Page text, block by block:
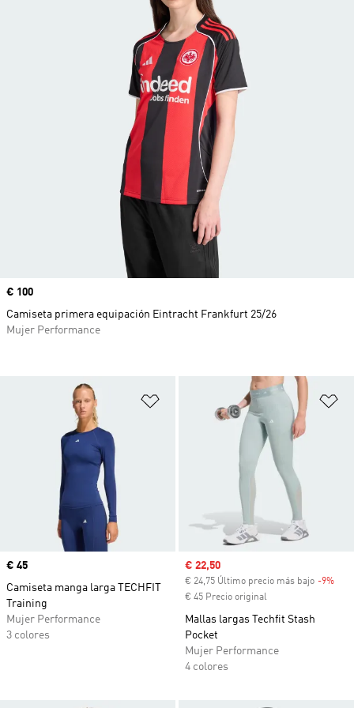
Añadir a la lista de deseos
Precio
€ 45
Camiseta manga larga TECHFIT
Training
Mujer Performance
3 colores
Precio de venta
€ 22,50
€ 24,75 Último precio más bajo -9%
€ 45 Precio original
Mallas largas Techfit Stash
Pocket
Mujer Performance
4 colores
Precio
€ 100
Camiseta primera equipación Eintracht Frankfurt 25/26
Mujer Performance